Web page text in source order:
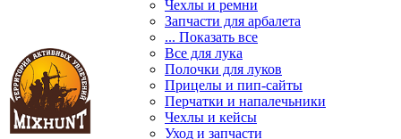
Чехлы и ремни
Запчасти для арбалета
... Показать все
Все для лука
Полочки для луков
Прицелы и пип-сайты
Перчатки и напалечьники
Чехлы и кейсы
Уход и запчасти